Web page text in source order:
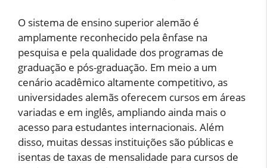
O sistema de ensino superior alemão é
amplamente reconhecido pela ênfase na
pesquisa e pela qualidade dos programas de
graduação e pós-graduação. Em meio a um
cenário acadêmico altamente competitivo, as
universidades alemãs oferecem cursos em áreas
variadas e em inglês, ampliando ainda mais o
acesso para estudantes internacionais. Além
disso, muitas dessas instituições são públicas e
isentas de taxas de mensalidade para cursos de